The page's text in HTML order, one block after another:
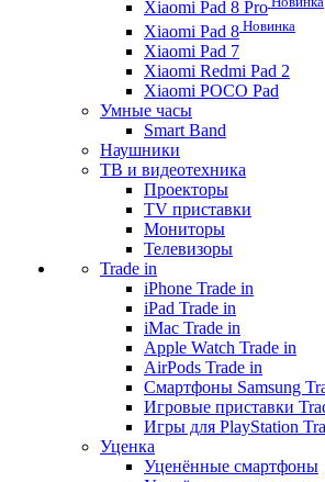
Xiaomi Pad 8 Pro
Xiaomi Pad 8 Новинка
Xiaomi Pad 7
Xiaomi Redmi Pad 2
Xiaomi POCO Pad
Умные часы
Smart Band
Наушники
ТВ и видеотехника
Проекторы
TV приставки
Мониторы
Телевизоры
Trade in
iPhone Trade in
iPad Trade in
iMac Trade in
Apple Watch Trade in
AirPods Trade in
Смартфоны Samsung
Игровые приставки
Игры для PlayStation
Уценка
Уценённые смартфоны